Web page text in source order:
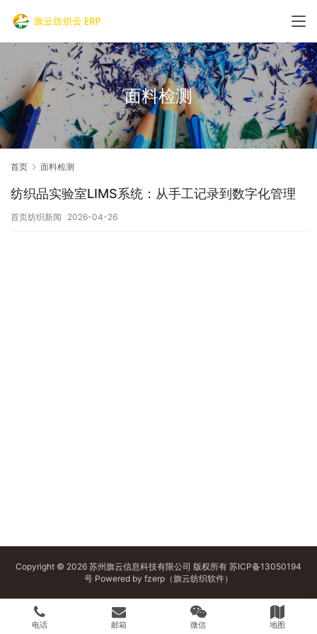
面料检测
首页 面料检测
纺织品实验室LIMS系统：从手工记录到数字化管理
首页纺织新闻 2026-04-26
Copyright © 2026 苏州旗云信息科技有限公司 版权所有 苏ICP备13050194
号 Powered by fzerp（旗云纺织软件）
电话 邮箱 微信 地图